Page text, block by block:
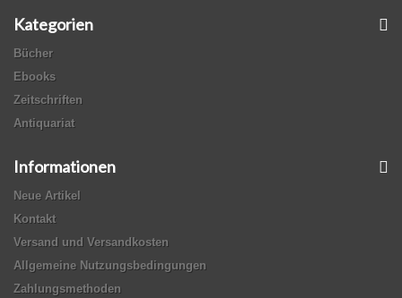
Kategorien
Bücher
Ebooks
Zeitschriften
Antiquariat
Informationen
Neue Artikel
Kontakt
Versand und Versandkosten
Allgemeine Nutzungsbedingungen
Zahlungsmethoden